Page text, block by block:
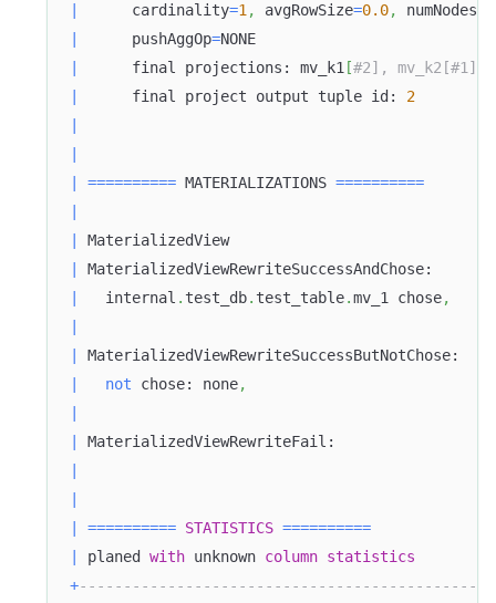
      cardinality
=1, avgRowSize=0.0, numNodes
      pushAggOp
=
      final projections: mv_k1
[#2], mv_k2[#1],
      final project output tuple id:
2
========== MATERIALIZATIONS ==========
   internal
. test_db. test_table.mv_1 chose,
not chose: none,
========== STATISTICS ==========
planed with unknown column statistics
+
Doris Summit 26
October 21–22 · Virtual event
↗